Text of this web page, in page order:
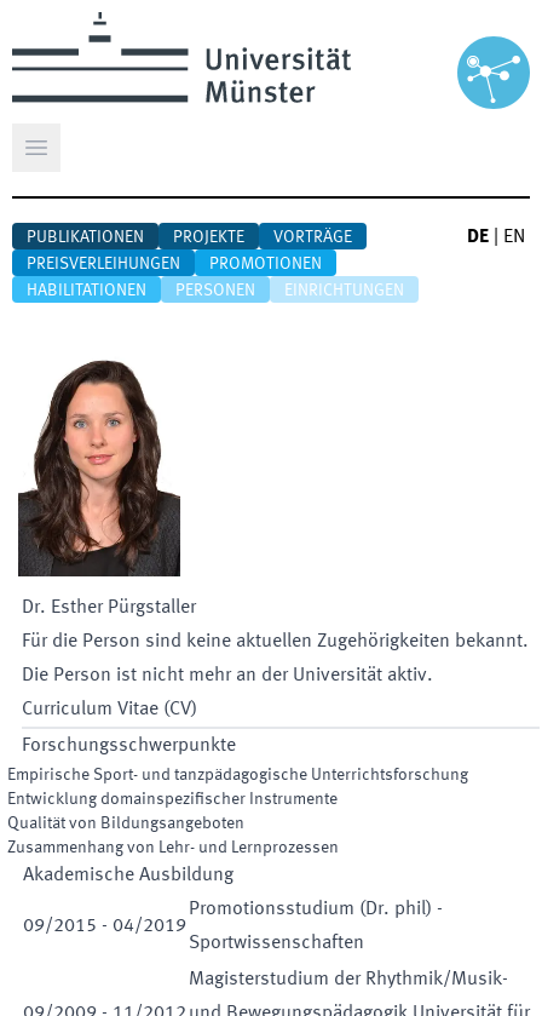
Hauptmenü öffnen
PUBLIKATIONEN PROJEKTE
VORTRÄGE
PREISVERLEIHUNGEN
PROMOTIONEN
HABILITATIONEN
PERSONEN EINRICHTUNGEN
DE EN
Dr. Esther Pürgstaller
Für die Person sind keine aktuellen Zugehörigkeiten bekannt.
Die Person ist nicht mehr an der Universität aktiv.
Curriculum Vitae (CV)
Forschungsschwerpunkte
Empirische Sport- und tanzpädagogische Unterrichtsforschung
Entwicklung domainspezifischer Instrumente
Qualität von Bildungsangeboten
Zusammenhang von Lehr- und Lernprozessen
Akademische Ausbildung
09/2015 - 04/2019
Promotionsstudium (Dr. phil) -
Sportwissenschaften
Magisterstudium der Rhythmik/Musik-